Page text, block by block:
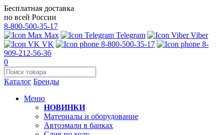
Бесплатная доставка
по всей России
8-800-500-35-17
Max
Telegram
Viber
VK
8-800-500-35-17
8-
909-212-56-36
0
Каталог Бренды
Меню
НОВИНКИ
Материалы и оборудование
Автоэмали в банках